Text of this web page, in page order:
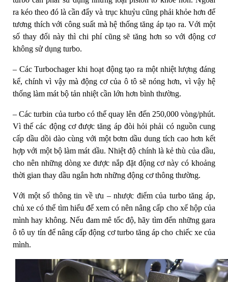
ra kéo theo đó là cần đẩy và trục khuỷu cũng phải khỏe hơn để
tương thích với công suất mà hệ thống tăng áp tạo ra. Với một
số thay đổi này thì chi phí cũng sẽ tăng hơn so với động cơ
không sử dụng turbo.
– Các Turbochager khi hoạt động tạo ra một nhiệt lượng đáng
kể, chính vì vậy mà động cơ của ô tô sẽ nóng hơn, vì vậy hệ
thống làm mát bộ tản nhiệt cần lớn hơn bình thường.
– Các turbin của turbo có thể quay lên đến 250,000 vòng/phút.
Vì thế các động cơ được tăng áp đòi hỏi phải có nguồn cung
cấp dầu dồi dào cùng với một bơm dầu dung tích cao hơn kết
hợp với một bộ làm mát dầu. Nhiệt độ chính là kẻ thù của dầu,
cho nên những dòng xe được nắp đặt động cơ này có khoảng
thời gian thay dầu ngắn hơn những động cơ thông thường.
Với một số thông tin về ưu – nhược điểm của turbo tăng áp,
chủ xe có thể tìm hiểu để xem có nên nâng cấp cho xế hộp của
mình hay không. Nếu đam mê tốc độ, hãy tìm đến những gara
ô tô uy tín để nâng cấp động cơ turbo tăng áp cho chiếc xe của
mình.